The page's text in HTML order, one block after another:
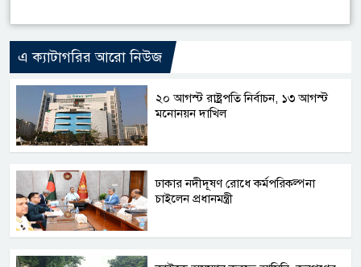
এ ক্যাটাগরির আরো নিউজ
২০ আগস্ট রাষ্ট্রপতি নির্বাচন, ১৩ আগস্ট
মনোনয়ন দাখিল
ঢাকার নদীদূষণ রোধে কর্মপরিকল্পনা
চাইলেন প্রধানমন্ত্রী